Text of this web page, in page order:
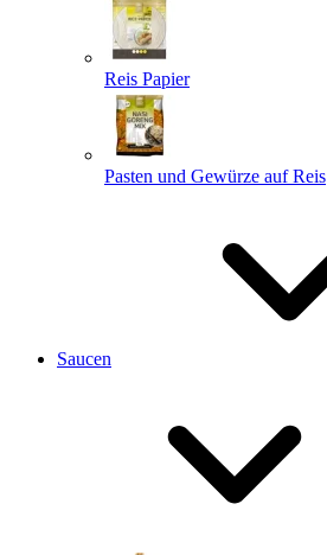
Reis Papier
Pasten und Gewürze auf Reis
Saucen